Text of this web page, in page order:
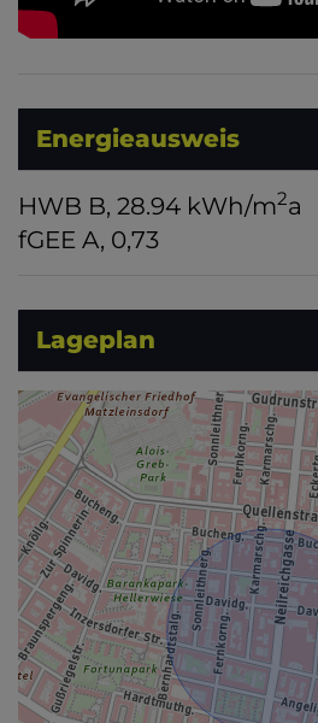
Energieausweis
HWB B, 28.94 kWh/m2a
fGEE A, 0,73
Lageplan